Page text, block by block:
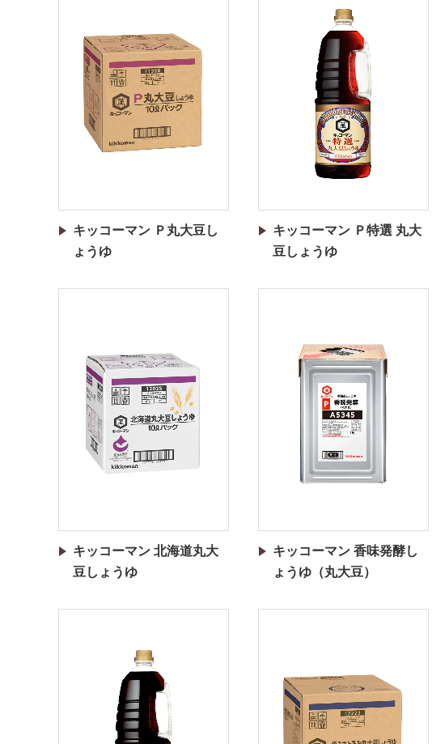
キッコーマン Ｐ丸大豆し
ょうゆ
キッコーマン Ｐ特選 丸大
豆しょうゆ
キッコーマン 北海道丸大
豆しょうゆ
キッコーマン 香味発酵し
ょうゆ（丸大豆）